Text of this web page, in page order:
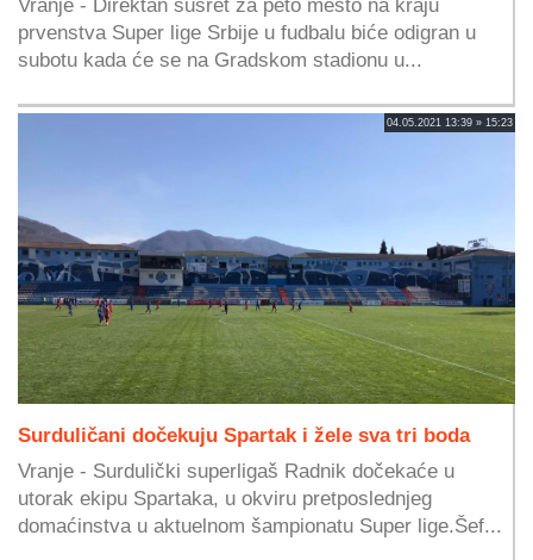
Vranje - Direktan susret za peto mesto na kraju
prvenstva Super lige Srbije u fudbalu biće odigran u
subotu kada će se na Gradskom stadionu u...
04.05.2021 13:39 » 15:23
Surduličani dočekuju Spartak i žele sva tri boda
Vranje - Surdulički superligaš Radnik dočekaće u
utorak ekipu Spartaka, u okviru pretposlednjeg
domaćinstva u aktuelnom šampionatu Super lige.Šef...